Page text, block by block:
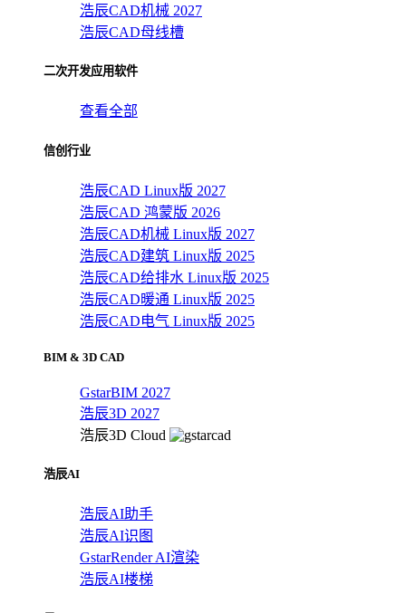
浩辰CAD机械 2027
浩辰CAD母线槽
二次开发应用软件
查看全部
信创行业
浩辰CAD Linux版 2027
浩辰CAD 鸿蒙版 2026
浩辰CAD机械 Linux版 2027
浩辰CAD建筑 Linux版 2025
浩辰CAD给排水 Linux版 2025
浩辰CAD暖通 Linux版 2025
浩辰CAD电气 Linux版 2025
BIM & 3D CAD
GstarBIM 2027
浩辰3D 2027
浩辰3D Cloud
浩辰AI
浩辰AI助手
浩辰AI识图
GstarRender AI渲染
浩辰AI楼梯